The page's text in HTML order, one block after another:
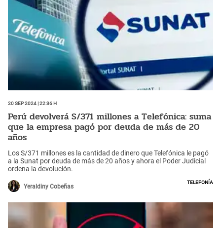
20 Sep 2024 | 22:36 h
Perú devolverá S/371 millones a Telefónica: suma
que la empresa pagó por deuda de más de 20
años
Los S/371 millones es la cantidad de dinero que Telefónica le pagó
a la Sunat por deuda de más de 20 años y ahora el Poder Judicial
ordena la devolución.
Yeraldiny Cobeñas
Telefonía